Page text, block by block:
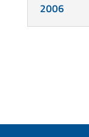
2006